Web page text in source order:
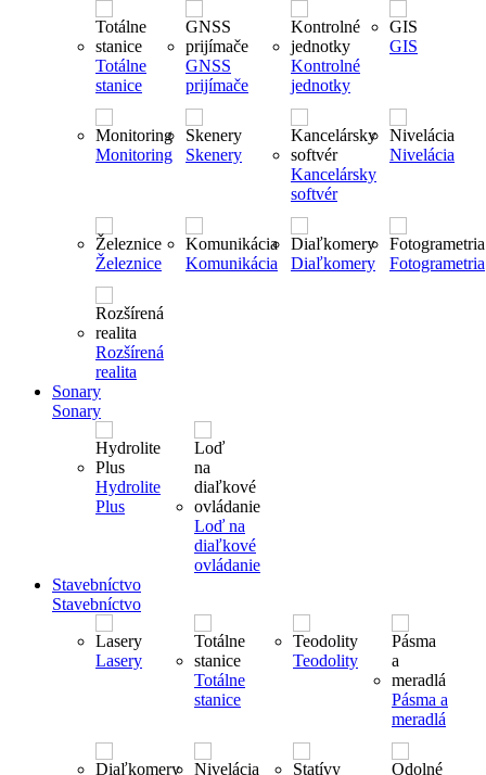
Totálne
stanice
GNSS
prijímače
Kontrolné
jednotky
GIS
Monitoring
Skenery
Kancelársky
softvér
Nivelácia
Železnice Komunikácia Diaľkomery Fotogrametria
Rozšírená
realita
Sonary
Sonary
Hydrolite
Plus
Loď na
diaľkové
ovládanie
Stavebníctvo
Stavebníctvo
Lasery
Totálne
stanice
Teodolity
Pásma a
meradlá